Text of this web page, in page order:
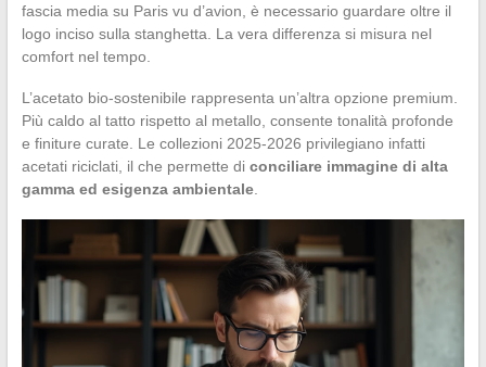
fascia media su Paris vu d’avion, è necessario guardare oltre il
logo inciso sulla stanghetta. La vera differenza si misura nel
comfort nel tempo.
L’acetato bio-sostenibile rappresenta un’altra opzione premium.
Più caldo al tatto rispetto al metallo, consente tonalità profonde
e finiture curate. Le collezioni 2025-2026 privilegiano infatti
acetati riciclati, il che permette di conciliare immagine di alta
gamma ed esigenza ambientale.